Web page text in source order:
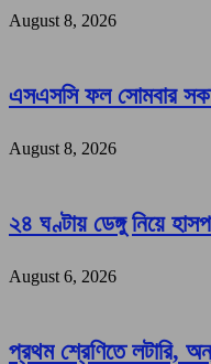
August 8, 2026
এসএসসি ফল সোমবার
August 8, 2026
২৪ ঘণ্টায় ডেঙ্গু নিয়ে
August 6, 2026
প্রথম শ্রেণিতে লটারি,